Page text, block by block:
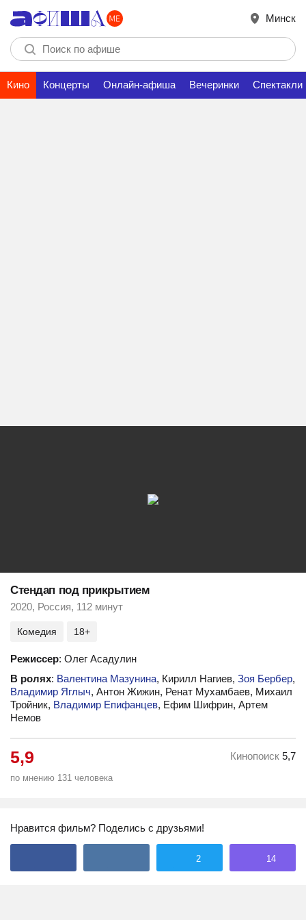
Минск
Кино Концерты Онлайн-афиша Вечеринки Спектакли
Стендап под прикрытием
2020, Россия, 112 минут
Комедия 18+
Режиссер: Олег Асадулин
В ролях: Валентина Мазунина, Кирилл Нагиев, Зоя Бербер,
Владимир Яглыч, Антон Жижин, Ренат Мухамбаев, Михаил
Тройник, Владимир Епифанцев, Ефим Шифрин, Артем
Немов
5,9
по мнению 131 человека
Кинопоиск 5,7
Нравится фильм? Поделись с друзьями!
2 14